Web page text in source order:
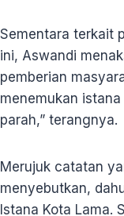
Sementara terkait
ini, Aswandi
pemberian
menemukan
parah,” terangnya.
Merujuk catatan
menyebutkan,
Istana Kota Lama.